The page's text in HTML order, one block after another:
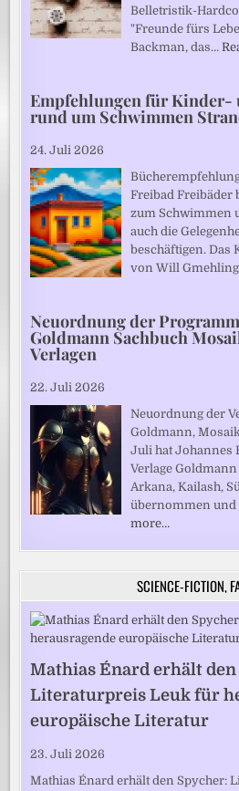
Belletristik-
"Freunde fürs
Backman, das…
Empfehlungen für Kinder-
rund um Schwimmen
24. Juli 2026
Freibad Freibäder
zum Schwimmen
auch die
beschäftigen. Das
von Will
Neuordnung der
Goldmann Sachbuch
Verlagen
22. Juli 2026
Neuordnung der
Goldmann,
Juli hat Johannes
Verlage
Arkana, Kailash,
übernommen
more…
SCIENCE-FICTION,
Mathias Énard erhält
Literaturpreis Leuk für
europäische Literatur
23. Juli 2026
Mathias Énard erhält den Spycher: